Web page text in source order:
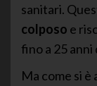
sanitari.
colposo e
fino a 25 anni
Ma come si